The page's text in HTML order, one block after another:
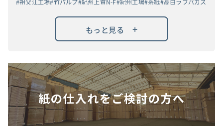
祖父江工場 竹パルプ 紀州上質N-F 紀州工場 茶紙 高白ラフバガス
もっと見る +